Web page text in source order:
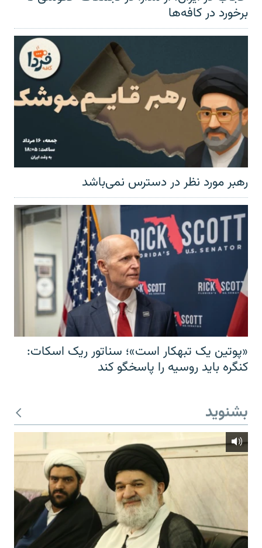
برخورد در کافه‌ها
رهبر مورد نظر در دسترس نمی‌باشد
«پوتین یک تبهکار است»؛ سناتور ریک اسکات:
کنگره باید روسیه را پاسخگو کند
بشنوید